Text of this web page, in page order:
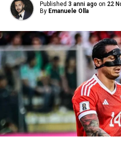
Published 3 anni ago on 22
By Emanuele Olla